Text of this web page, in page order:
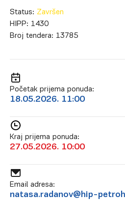
Status: Završen
HIPP: 1430
Broj tendera: 13785
Početak prijema ponuda:
18.05.2026. 11:00
Kraj prijema ponuda:
27.05.2026. 10:00
Email adresa:
natasa.radanov@hip-